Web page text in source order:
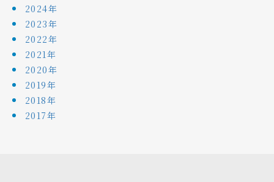
2024年
2023年
2022年
2021年
2020年
2019年
2018年
2017年